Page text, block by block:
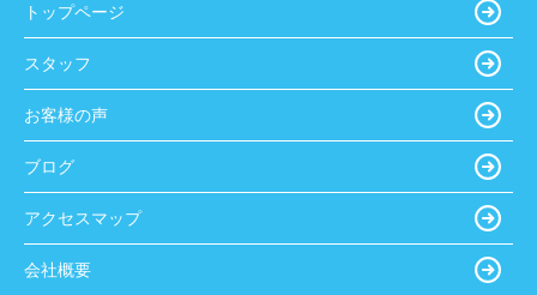
トップページ
スタッフ
お客様の声
ブログ
アクセスマップ
会社概要